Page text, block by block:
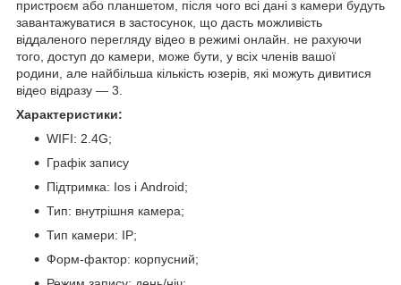
пристроєм або планшетом, після чого всі дані з камери будуть
завантажуватися в застосунок, що дасть можливість
віддаленого перегляду відео в режимі онлайн. не рахуючи
того, доступ до камери, може бути, у всіх членів вашої
родини, але найбільша кількість юзерів, які можуть дивитися
відео відразу — 3.
Характеристики:
WIFI: 2.4G;
Графік запису
Підтримка: Ios і Android;
Тип: внутрішня камера;
Тип камери: IP;
Форм-фактор: корпусний;